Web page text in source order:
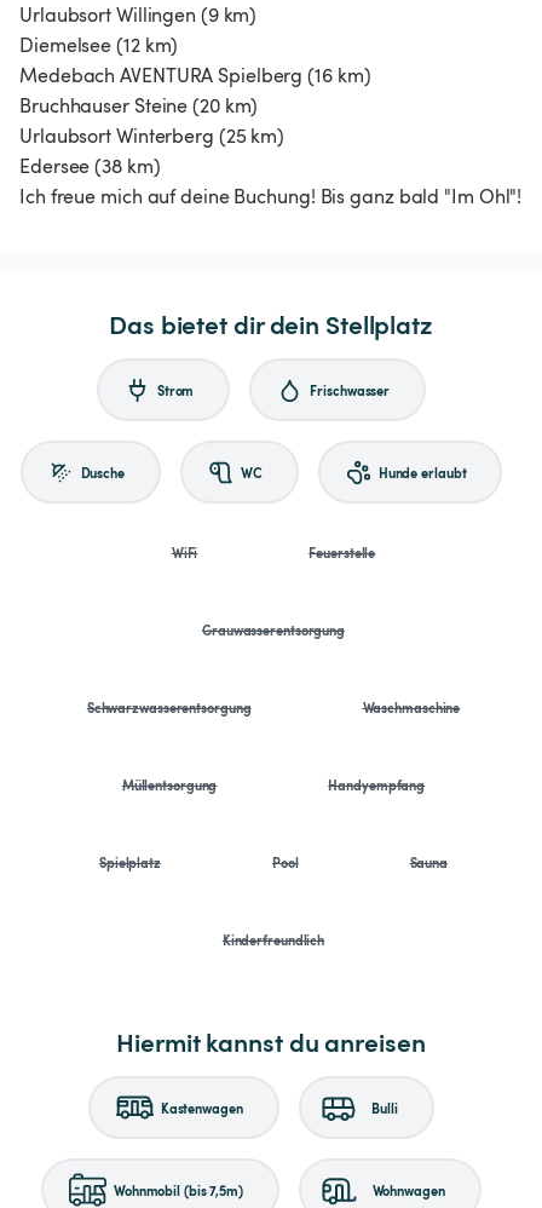
Urlaubsort Willingen (9 km)
Diemelsee (12 km)
Medebach AVENTURA Spielberg (16 km)
Bruchhauser Steine (20 km)
Urlaubsort Winterberg (25 km)
Edersee (38 km)
Ich freue mich auf deine Buchung! Bis ganz bald "Im Ohl"!
Das bietet dir dein Stellplatz
Strom Frischwasser
Dusche WC Hunde erlaubt
WiFi Feuerstelle
Grauwasserentsorgung
Schwarzwasserentsorgung Waschmaschine
Müllentsorgung Handyempfang
Spielplatz Pool Sauna
Kinderfreundlich
Hiermit kannst du anreisen
Kastenwagen Bulli
Wohnmobil (bis 7,5m) Wohnwagen